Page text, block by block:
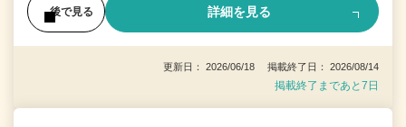
後で見る 詳細を見る
更新日： 2026/06/18 掲載終了日： 2026/08/14
掲載終了まであと7日